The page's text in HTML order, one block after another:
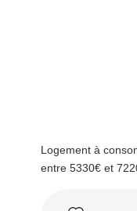
Logement à
entre 5330€ et